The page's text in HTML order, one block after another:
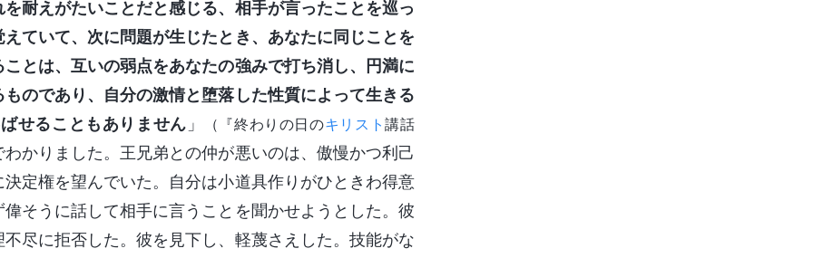
耐えがたいことだと感じる、相手が言ったことを巡っ
ていて、次に問題が生じたとき、あなたに同じことを
とは、互いの弱点をあなたの強みで打ち消し、円満に
のであり、自分の激情と堕落した性質によって生きる
せることもありません 」 （『終わりの日のキリスト講話
わかりました。王兄弟との仲が悪いのは、傲慢かつ利己
定権を望んでいた。自分は小道具作りがひときわ得意
そうに話して相手に言うことを聞かせようとした。彼
尽に拒否した。彼を見下し、軽蔑さえした。技能がな